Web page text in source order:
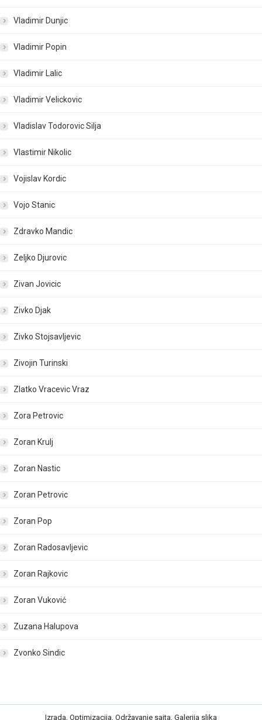
Vladimir Dunjic
Vladimir Popin
Vladimir Lalic
Vladimir Velickovic
Vladislav Todorovic Silja
Vlastimir Nikolic
Vojislav Kordic
Vojo Stanic
Zdravko Mandic
Zeljko Djurovic
Zivan Jovicic
Zivko Djak
Zivko Stojsavljevic
Zivojin Turinski
Zlatko Vracevic Vraz
Zora Petrovic
Zoran Krulj
Zoran Nastic
Zoran Petrovic
Zoran Pop
Zoran Radosavljevic
Zoran Rajkovic
Zoran Vuković
Zuzana Halupova
Zvonko Sindic
Izrada, Optimizacija, Održavanje sajta, Galerija slika